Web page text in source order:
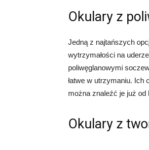
Okulary z
Jedną z najtańszych
wytrzymałości na
poliwęglanowymi
łatwe w utrzymaniu. Ich
można znaleźć je już od
Okulary z